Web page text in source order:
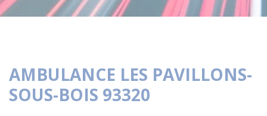
AMBULANCE LES PAVILLONS-
SOUS-BOIS 93320